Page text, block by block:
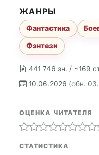
441 746 зн. / ~169
10.06.2026 (обн.
ЖАНРЫ
Фантастика
Фэнтези
ОЦЕНКА ЧИТАТЕЛЯ
СТАТИСТИКА